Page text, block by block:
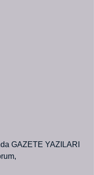
GAZETE YAZILARI